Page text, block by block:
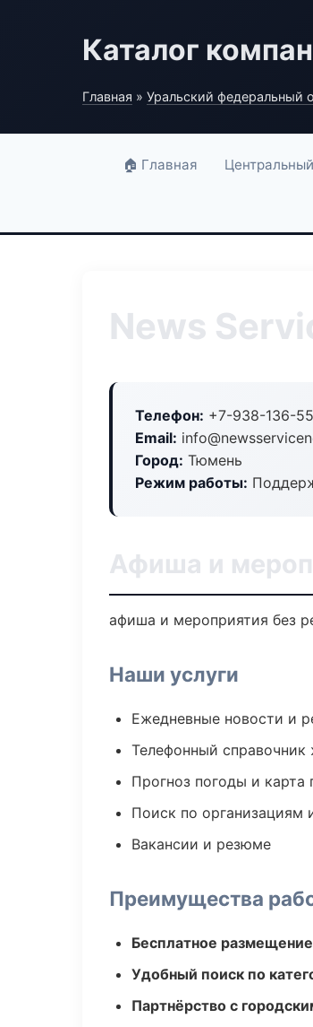
Каталог
Главная » Уральский федеральный
🏠 Главная
News
Телефон: +7-938-136-
Email:
Город: Тюмень
Режим работы:
Афиша и
афиша и мероприятия без
Наши услуги
Ежедневные новости и
Телефонный
Прогноз погоды и карта
Поиск по организациям
Вакансии и резюме
Преимущества
Бесплатное
Удобный поиск по
Партнёрство с